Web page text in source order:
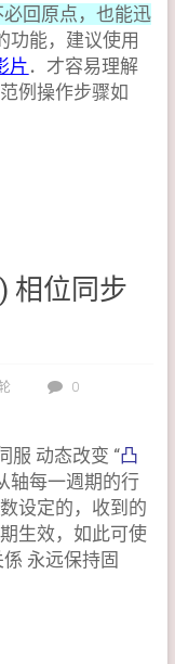
回原点，也能迅
功能，建议使用
片．才容易理解
例操作步骤如
相位同步
0
服 动态改变 “凸
轴每一週期的行
设定的，收到的
生效，如此可使
永远保持固